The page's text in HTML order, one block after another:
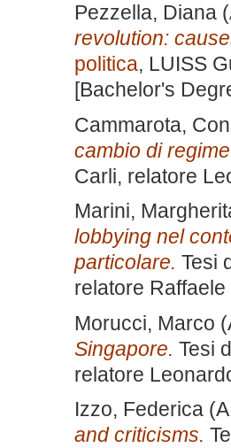
Pezzella, Diana
revolution:
politica, LUISS
[Bachelor's
Cammarota,
cambio di
Carli, relatore
Marini,
lobbying nel
particolare. Tesi
relatore
Morucci, Marco
Singapore. Tesi
relatore
Izzo, Federica
and criticisms.